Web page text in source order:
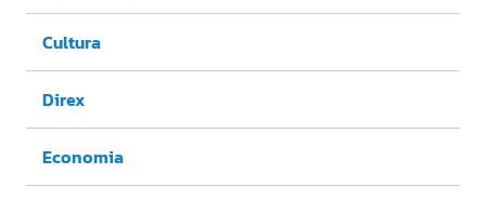
Cultura
Direx
Economia